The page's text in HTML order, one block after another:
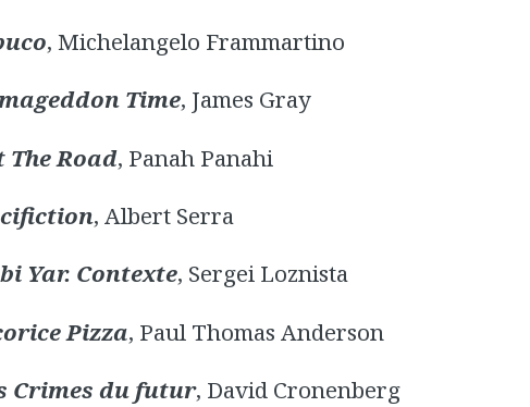
, Michelangelo Frammartino
Time, James Gray
The Road, Panah Panahi
, Albert Serra
Yar. Contexte, Sergei Loznista
Pizza, Paul Thomas Anderson
Crimes du futur, David Cronenberg